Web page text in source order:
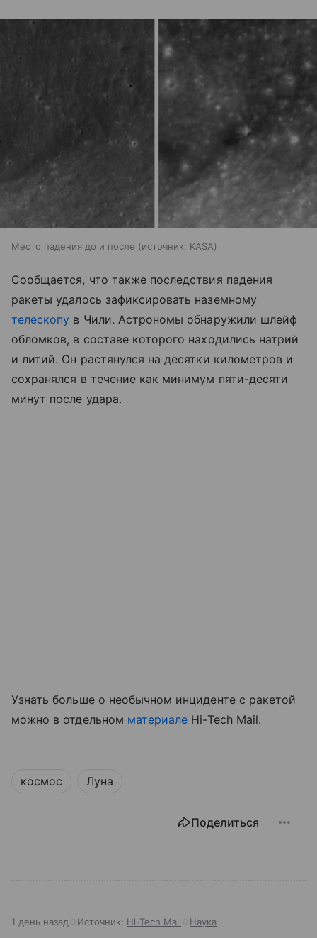
Место падения до и после источник: KASA
Сообщается, что также последствия падения
ракеты удалось зафиксировать наземному
телескопу в Чили. Астрономы обнаружили шлейф
обломков, в составе которого находились натрий
и литий. Он растянулся на десятки километров и
сохранялся в течение как минимум пяти-десяти
минут после удара.
Узнать больше о необычном инциденте с ракетой
можно в отдельном материале Hi-Tech Mail.
космос Луна
Поделиться
1 день назад Источник: Hi-Tech Mail Наука